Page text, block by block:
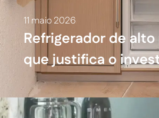
11 maio 2026
Refrigerador de
que justifica o